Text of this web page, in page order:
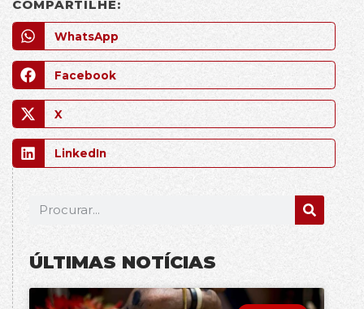
COMPARTILHE:
WhatsApp
Facebook
X
LinkedIn
ÚLTIMAS NOTÍCIAS